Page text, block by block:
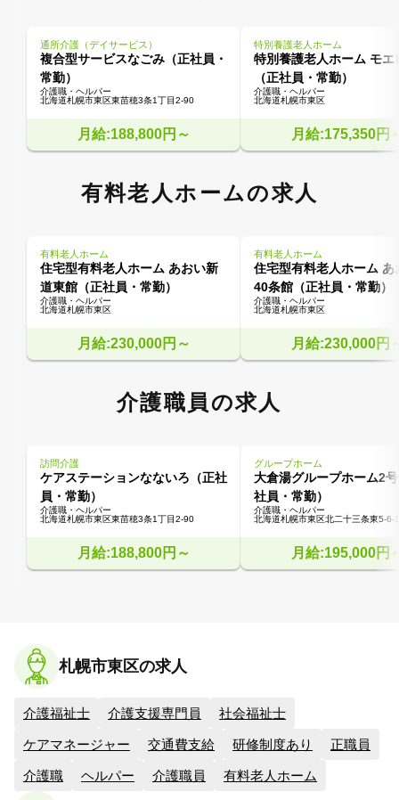
通所介護（デイサービス）
複合型サービスなごみ（正社員・
常勤）
介護職・ヘルパー
北海道札幌市東区東苗穂3条1丁目2‐90
月給:188,800円～
特別養護老人ホーム
特別養護老人ホーム モエ
（正社員・常勤）
介護職・ヘルパー
北海道札幌市東区
月給:175,350円
有料老人ホームの求人
有料老人ホーム
住宅型有料老人ホーム あおい新
道東館（正社員・常勤）
介護職・ヘルパー
北海道札幌市東区
月給:230,000円～
有料老人ホーム
住宅型有料老人ホーム あ
40条館（正社員・常勤）
介護職・ヘルパー
北海道札幌市東区
月給:230,000円
介護職員の求人
訪問介護
ケアステーションなないろ（正社
員・常勤）
介護職・ヘルパー
北海道札幌市東区東苗穂3条1丁目2‐90
月給:188,800円～
グループホーム
大倉湯グループホーム2
社員・常勤）
介護職・ヘルパー
北海道札幌市東区北二十三条東
月給:195,000円
札幌市東区の求人
介護福祉士 介護支援専門員 社会福祉士
ケアマネージャー 交通費支給 研修制度あり 正職員
介護職 ヘルパー 介護職員 有料老人ホーム